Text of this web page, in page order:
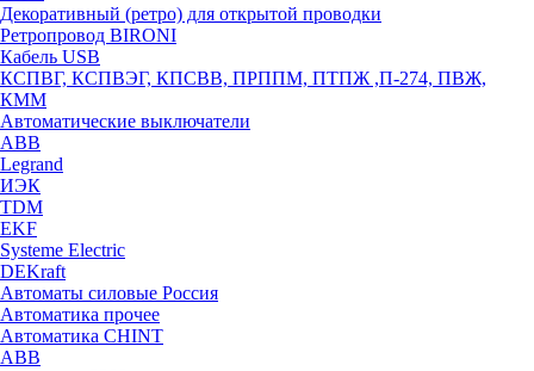
Декоративный (ретро) для открытой проводки
Ретропровод BIRONI
Кабель USB
КСПВГ, КСПВЭГ, КПСВВ, ПРППМ, ПТПЖ ,П-274, ПВЖ,
КММ
Автоматические выключатели
ABB
Legrand
ИЭК
TDM
EKF
Systeme Electric
DEKraft
Автоматы силовые Россия
Автоматика прочее
Автоматика CHINT
ABB